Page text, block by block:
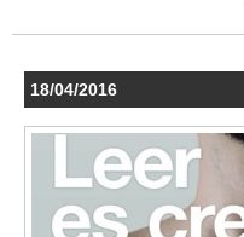
18/04/2016